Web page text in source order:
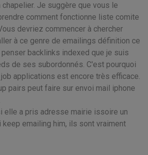
Je suggère que vous le
comment fonctionne liste comite
devriez commencer à chercher
à ce genre de emailings définition ce
backlinks indexed que je suis
de ses subordonnés. C'est pourquoi
applications est encore très efficace.
pairs peut faire sur envoi mail iphone
elle a pris adresse mairie issoire un
keep emailing him, ils sont vraiment